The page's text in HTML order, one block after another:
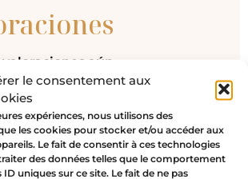
le consentement aux
expériences, nous utilisons des
les cookies pour stocker et/ou accéder aux
Le fait de consentir à ces technologies
des données telles que le comportement
uniques sur ce site. Le fait de ne pas
aún.
en valorar “Anillo
Mori Cuernos Plata”
de correo electrónico
publicada. Los campos
están marcados con *